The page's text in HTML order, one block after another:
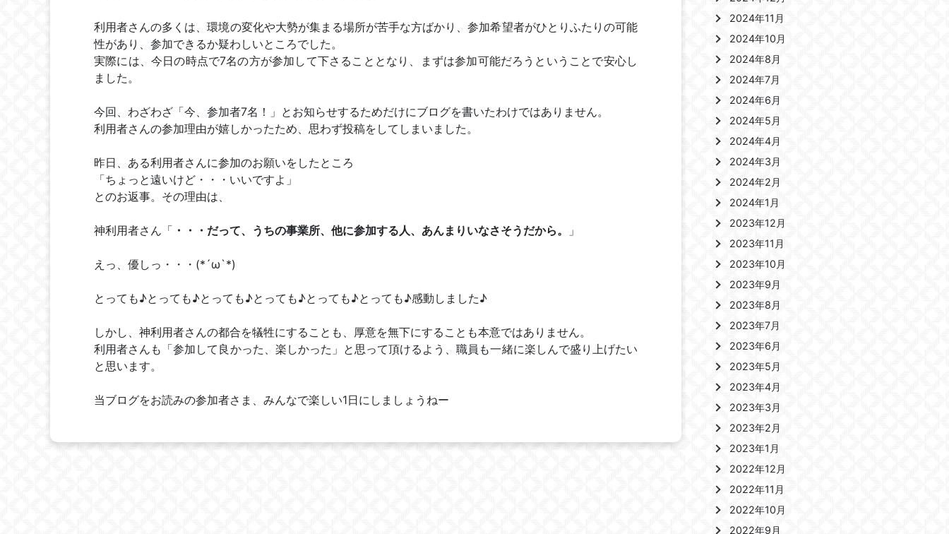
利用者さんの多くは、環境の変化や大勢が集まる場所が苦手な方ばかり、参加希望者がひとりふたりの可能
性があり、参加できるか疑わしいところでした。
実際には、今日の時点で7名の方が参加して下さることとなり、まずは参加可能だろうということで安心し
ました。
今回、わざわざ「今、参加者7名！」とお知らせするためだけにブログを書いたわけではありません。
利用者さんの参加理由が嬉しかったため、思わず投稿をしてしまいました。
昨日、ある利用者さんに参加のお願いをしたところ
「ちょっと遠いけど・・・いいですよ」
とのお返事。その理由は、
神利用者さん「 ・・・だって、うちの事業所、他に参加する人、あんまりいなさそうだから。 」
えっ、優しっ・・・ (*´ω`*)
とっても♪とっても♪とっても♪とっても♪とっても♪とっても♪感動しました♪
しかし、神利用者さんの都合を犠牲にすることも、厚意を無下にすることも本意ではありません。
利用者さんも「参加して良かった、楽しかった」と思って頂けるよう、職員も一緒に楽しんで盛り上げたい
と思います。
当ブログをお読みの参加者さま、みんなで楽しい1日にしましょうねー
2024年11月
2024年10月
2024年8月
2024年7月
2024年6月
2024年5月
2024年4月
2024年3月
2024年2月
2024年1月
2023年12月
2023年11月
2023年10月
2023年9月
2023年8月
2023年7月
2023年6月
2023年5月
2023年4月
2023年3月
2023年2月
2023年1月
2022年12月
2022年11月
2022年10月
2022年9月